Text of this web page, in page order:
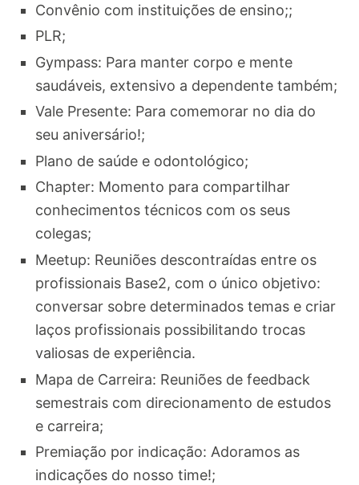
Convênio com instituições de ensino;;
PLR;
Gympass: Para manter corpo e mente
saudáveis, extensivo a dependente também;
Vale Presente: Para comemorar no dia do
seu aniversário!;
Plano de saúde e odontológico;
Chapter: Momento para compartilhar
conhecimentos técnicos com os seus
colegas;
Meetup: Reuniões descontraídas entre os
profissionais Base2, com o único objetivo:
conversar sobre determinados temas e criar
laços profissionais possibilitando trocas
valiosas de experiência.
Mapa de Carreira: Reuniões de feedback
semestrais com direcionamento de estudos
e carreira;
Premiação por indicação: Adoramos as
indicações do nosso time!;